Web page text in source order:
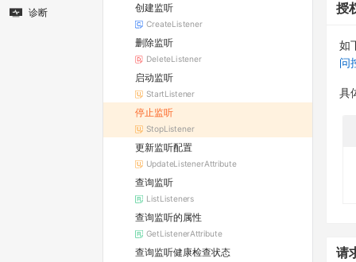
诊断 创建监听
CreateListener
删除监听
DeleteListener
启动监听
StartListener
停止监听
StopListener
更新监听配置
UpdateListenerAttribute
查询监听
ListListeners
查询监听的属性
GetListenerAttribute
查询监听健康检查状态
授
如
问
具
请